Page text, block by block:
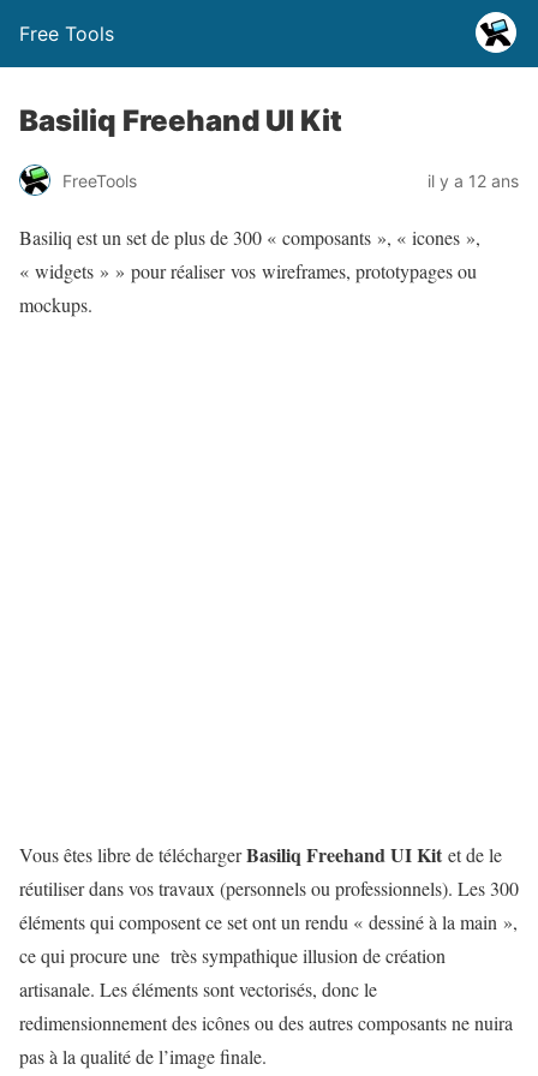
Free Tools
Basiliq Freehand UI Kit
FreeTools il y a 12 ans
Basiliq est un set de plus de 300 « composants », « icones »,
« widgets » » pour réaliser vos wireframes, prototypages ou
mockups.
Vous êtes libre de téléchargerBasiliq Freehand UI Kit et de le
réutiliser dans vos travaux (personnels ou professionnels). Les 300
éléments qui composent ce set ont un rendu « dessiné à la main »,
ce qui procure une très sympathique illusion de création
artisanale. Les éléments sont vectorisés, donc le
redimensionnement des icônes ou des autres composants ne nuira
pas à la qualité de l’image finale.